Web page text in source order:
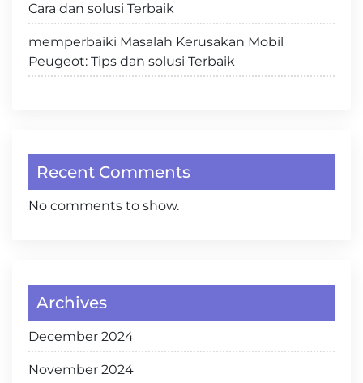
Cara dan solusi Terbaik
memperbaiki Masalah Kerusakan Mobil
Peugeot: Tips dan solusi Terbaik
Recent Comments
No comments to show.
Archives
December 2024
November 2024